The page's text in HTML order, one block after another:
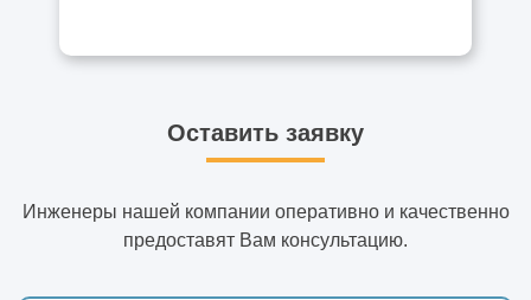
Оставить заявку
Инженеры нашей компании оперативно и качественно
предоставят Вам консультацию.